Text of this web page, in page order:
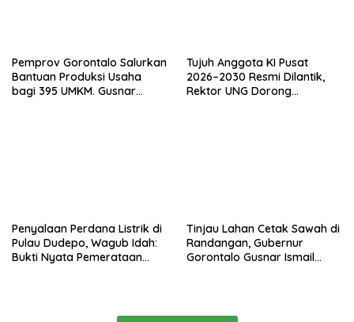
Pemprov Gorontalo Salurkan
Bantuan Produksi Usaha
bagi 395 UMKM. Gusnar
Tujuh Anggota KI Pusat
2026–2030 Resmi Dilantik,
Rektor UNG Dorong
Penyalaan Perdana Listrik di
Pulau Dudepo, Wagub Idah:
Bukti Nyata Pemerataan
Tinjau Lahan Cetak Sawah di
Randangan, Gubernur
Gorontalo Gusnar Ismail